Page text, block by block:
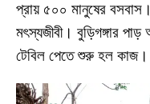
প্রায় ৫০০ মানুষের
মৎস্যজীবী। বুড়িগঙ্গার
টেবিল পেতে শুরু হল কাজ।